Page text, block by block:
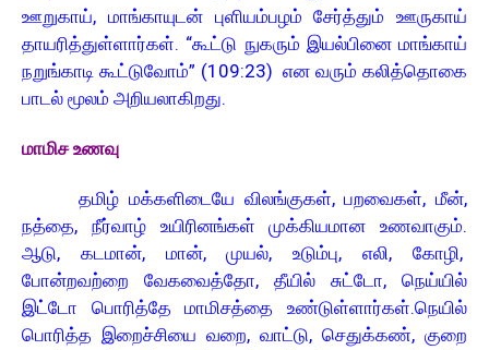
ஊறுகாய், மாங்காயுடன் புளியம்பழம் சேர்த்தும் ஊருகாய்
தாயரித்துள்ளார்கள். “கூட்டு நுகரும் இயல்பினை மாங்காய்
நறுங்காடி கூட்டுவோம்” (109:23) என வரும் கலித்தொகை
பாடல் மூலம் அறியலாகிறது.
மாமிச உணவு
தமிழ் மக்களிடையே விலங்குகள், பறவைகள், மீன்,
நத்தை, நீர்வாழ் உயிரினங்கள் முக்கியமான உணவாகும்.
ஆடு, கடமான், மான், முயல், உடும்பு, எலி, கோழி,
போன்றவற்றை வேகவைத்தோ, தீயில் சுட்டோ, நெய்யில்
இட்டோ பொரித்தே மாமிசத்தை உண்டுள்ளார்கள். நெயில்
பொரித்த இறைச்சியை வறை, வாட்டு, செதுக்கண், குறை